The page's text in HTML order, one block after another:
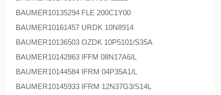
BAUMER10135294 FLE 200C1Y00
BAUMER10161457 URDK 10N8914
BAUMER10136503 OZDK 10P5101/S35A
BAUMER10142863 IFFM 08N17A6/L
BAUMER10144584 IFRM 04P35A1/L
BAUMER10145933 IFRM 12N37G3/S14L